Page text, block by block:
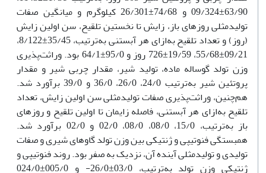
63/90±09/324 و 74/68±26/301 کیلوگرم و میانگین صفات
تولیدمثلی روزهای باز، زایش تا نخستین تلقیح، سن اولین زایش
(روز) و تعداد تلقیح به‌ازای هر آبستنی به‌‌‌ترتیب، 35/45±8/122،
09/21±55/68، 19/59±726 روز و 95/0±64/1 بود. وراثت‌پذیری
وزن تولد گوساله ماده، تولید شیر، مقدار چربی شیر و مقدار
پروتئین شیر به‌ترتیب 24/0، 26/0، 36/0 و 39/0 برآورد شد.
هم‌چنین، وراثت‌پذیری صفات تولیدمثلی سن اولین زایش، تعداد
تلقیح به‌ازای هر آبستنی، فاصله زایمان تا اولین تلقیح و روزهای
باز به‌ترتیب، 15/0، 08/0، 08/0، 02/0 و 02/0 برآورد شد.
همبستگی‌ فنوتیپی و ژنتیکی بین وزن تولد گاوهای شیری و صفات
تولیدی و تولیدمثلی آینده آن، نزدیک به صفر بود. روند فنوتیپی و
ژنتیکی وزن تولد به‌ترتیب، 03/0±26/0- و 005/0±024/0